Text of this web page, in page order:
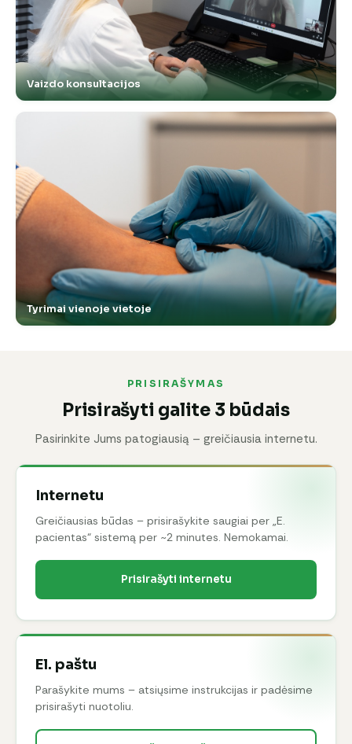
Vaizdo konsultacijos
Tyrimai vienoje vietoje
PRISIRAŠYMAS
Prisirašyti galite 3 būdais
Pasirinkite Jums patogiausią – greičiausia internetu.
Internetu
Greičiausias būdas – prisirašykite saugiai per „E.
pacientas“ sistemą per ~2 minutes. Nemokamai.
Prisirašyti internetu
El. paštu
Parašykite mums – atsiųsime instrukcijas ir padėsime
prisirašyti nuotoliu.